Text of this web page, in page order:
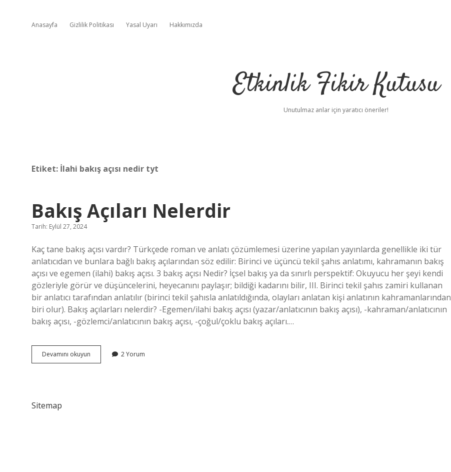
Anasayfa Gizlilik Politikası Yasal Uyarı Hakkımızda
Etkinlik Fikir Kutusu
Unutulmaz anlar için yaratıcı öneriler!
Etiket: İlahi bakış açısı nedir tyt
Bakış Açıları Nelerdir
Tarih: Eylül 27, 2024
Kaç tane bakış açısı vardır? Türkçede roman ve anlatı çözümlemesi üzerine yapılan yayınlarda genellikle iki tür
anlatıcıdan ve bunlara bağlı bakış açılarından söz edilir: Birinci ve üçüncü tekil şahıs anlatımı, kahramanın bakış
açısı ve egemen (ilahi) bakış açısı. 3 bakış açısı Nedir? İçsel bakış ya da sınırlı perspektif: Okuyucu her şeyi kendi
gözleriyle görür ve düşüncelerini, heyecanını paylaşır; bildiği kadarını bilir, III. Birinci tekil şahıs zamiri kullanan
bir anlatıcı tarafından anlatılır (birinci tekil şahısla anlatıldığında, olayları anlatan kişi anlatının kahramanlarından
biri olur). Bakış açılarları nelerdir? -Egemen/ilahi bakış açısı (yazar/anlatıcının bakış açısı), -kahraman/anlatıcının
bakış açısı, -gözlemci/anlatıcının bakış açısı, -çoğul/çoklu bakış açıları.…
Devamını okuyun
Açıları
2 Yorum
Sitemap